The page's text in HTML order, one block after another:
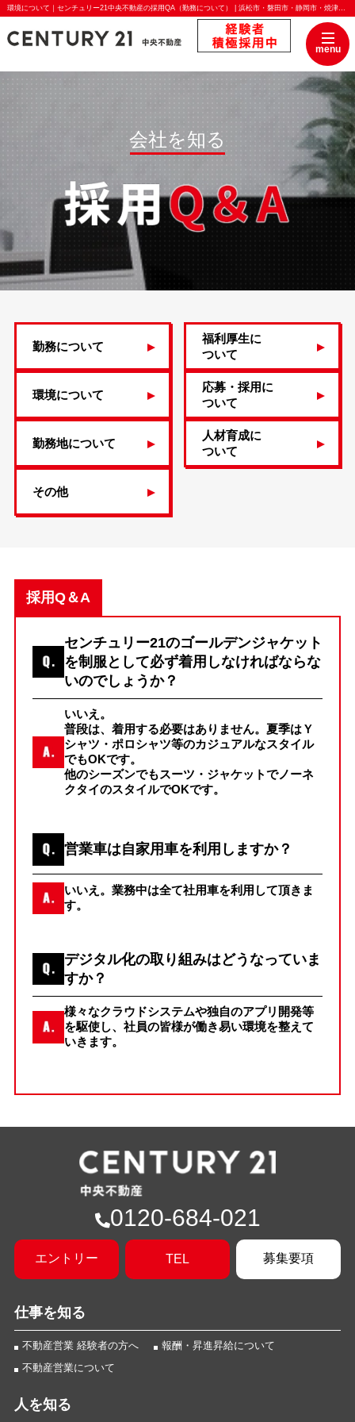
環境について｜センチュリー21中央不動産の採用QA（勤務について） | 浜松市・磐田市・静岡市・焼津市・藤枝市・豊川市・豊橋市の不動産はセンチュリー21中央不動産
menu
会社を知る
勤務について
福利厚生に
ついて
環境について
応募・採用に
ついて
勤務地について
人材育成に
ついて
その他
採用Q＆A
センチュリー21のゴールデンジャケット
を制服として必ず着用しなければならな
いのでしょうか？
いいえ。
普段は、着用する必要はありません。夏季はＹ
シャツ・ポロシャツ等のカジュアルなスタイル
でもOKです。
他のシーズンでもスーツ・ジャケットでノーネ
クタイのスタイルでOKです。
営業車は自家用車を利用しますか？
いいえ。業務中は全て社用車を利用して頂きま
す。
デジタル化の取り組みはどうなっていま
すか？
様々なクラウドシステムや独自のアプリ開発等
を駆使し、社員の皆様が働き易い環境を整えて
いきます。
0120-684-021
エントリー TEL 募集要項
仕事を知る
不動産営業 経験者の方へ
報酬・昇進昇給について
不動産営業について
人を知る